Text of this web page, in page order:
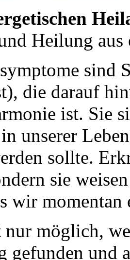
Heilung aus
sind
die darauf
ist. Sie
unserer
sollte.
sie
wir momentan
möglich,
gefunden und